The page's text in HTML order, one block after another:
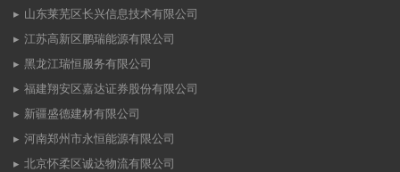
山东莱芜区长兴信息技术有限公司
江苏高新区鹏瑞能源有限公司
黑龙江瑞恒服务有限公司
福建翔安区嘉达证券股份有限公司
新疆盛德建材有限公司
河南郑州市永恒能源有限公司
北京怀柔区诚达物流有限公司